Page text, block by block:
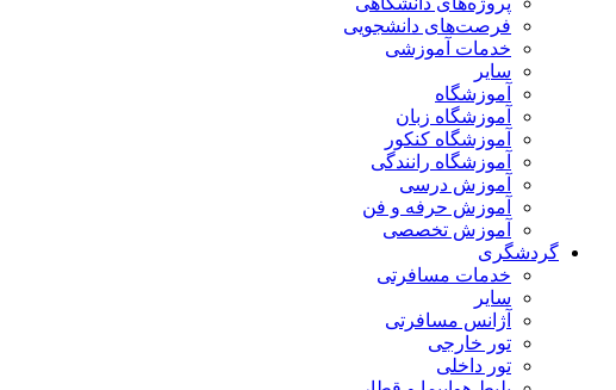
فرصت‌های دانشجویی
خدمات آموزشی
سایر
آموزشگاه
آموزشگاه زبان
آموزشگاه کنکور
آموزشگاه رانندگی
آموزش درسی
آموزش حرفه و فن
آموزش تخصصی
گردشگری
خدمات مسافرتی
سایر
آژانس مسافرتی
تور خارجی
تور داخلی